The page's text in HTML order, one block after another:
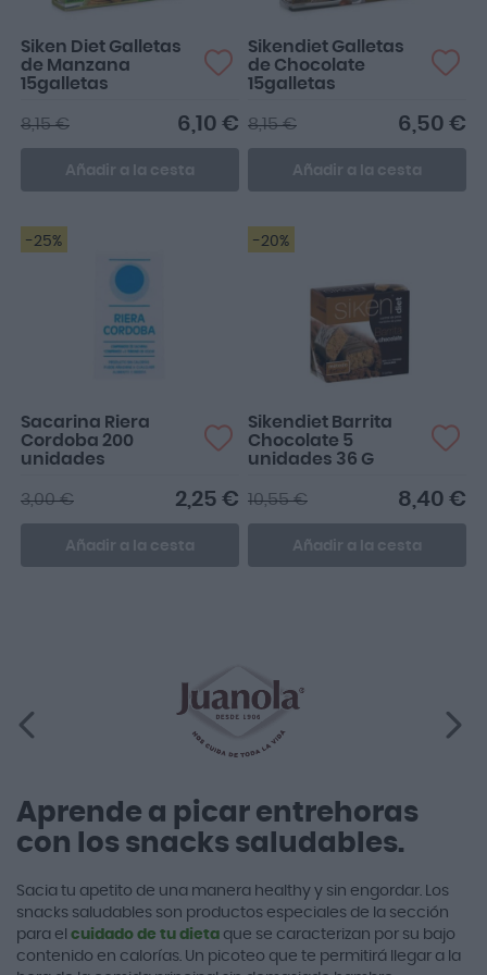
Siken Diet Galletas
de Manzana
15galletas
6,10 €
8,15 €
Añadir a la cesta
Sikendiet Galletas
de Chocolate
15galletas
6,50 €
8,15 €
Añadir a la cesta
-25%
Sacarina Riera
Cordoba 200
unidades
2,25 €
3,00 €
Añadir a la cesta
-20%
Sikendiet Barrita
Chocolate 5
unidades 36 G
8,40 €
10,55 €
Añadir a la cesta
Aprende a picar entrehoras
con los snacks saludables.
Sacia tu apetito de una manera healthy y sin engordar. Los
snacks saludables son productos especiales de la sección
para el cuidado de tu dieta que se caracterizan por su bajo
contenido en calorías. Un picoteo que te permitirá llegar a la